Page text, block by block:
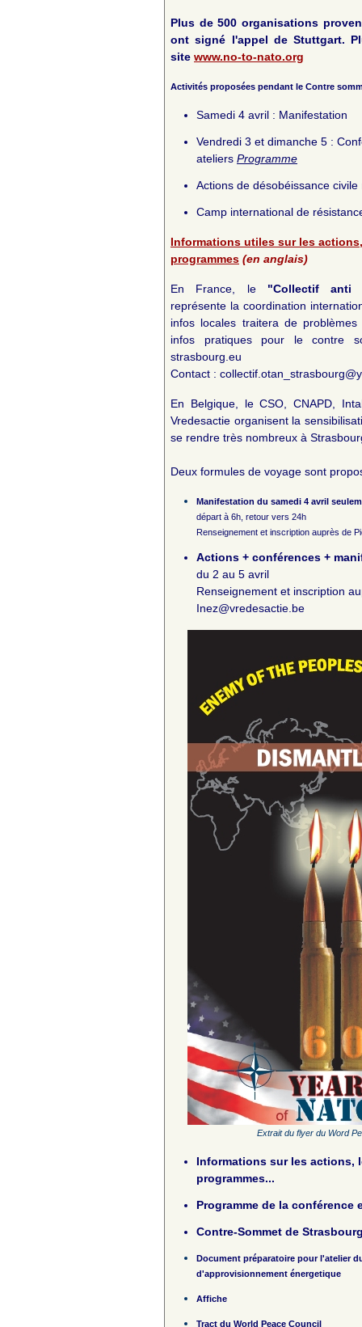
Plus de 500 organisations
ont signé l'appel de Stuttgart.
site www.no-to-nato.org
Activités proposées pendant le Contre
Samedi 4 avril : Manifestation
Vendredi 3 et dimanche 5 :
ateliers Programme
Actions de désobéissance civile
Camp international de
Informations utiles sur les
programmes (en anglais)
En France, le "Collectif anti
représente la coordination
infos locales traitera de
infos pratiques pour le contre
strasbourg.eu
Contact :
En Belgique, le CSO, CNAPD,
Vredesactie organisent la
se rendre très nombreux à
Deux formules de voyage sont
Manifestation du samedi 4 avril
départ à 6h, retour vers 24h
Renseignement et inscription auprès de
Actions + conférences +
du 2 au 5 avril
Renseignement et inscription
Inez@vredesactie.be
Extrait du flyer du Word
Informations sur les actions,
programmes...
Programme de la conférence
Contre-Sommet de
Document préparatoire pour l'atelier
d'approvisionnement énergetique
Affiche
Tract du World Peace Council